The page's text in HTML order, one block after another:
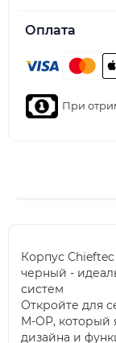
Оплата
При
Корпус Chieftec
черный -
систем
Откройте для
M-OP, который
дизайна и